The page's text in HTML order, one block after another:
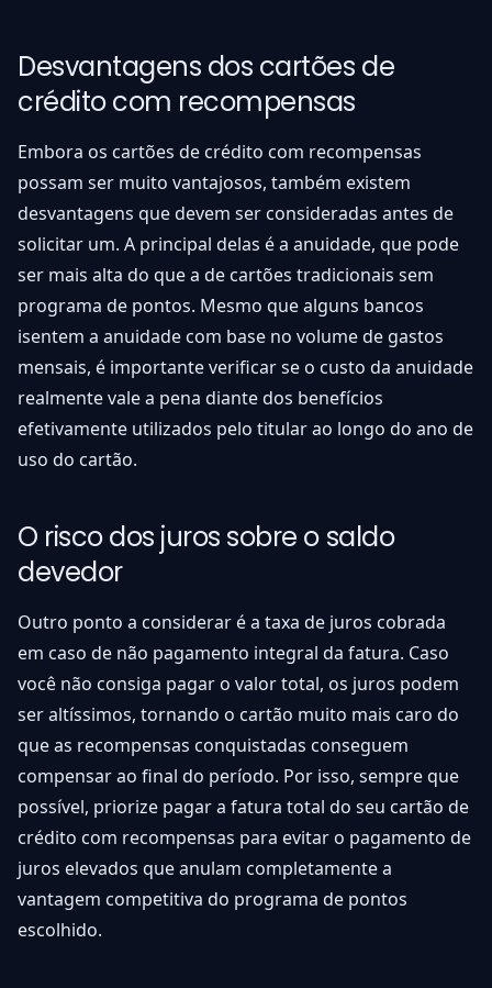
Desvantagens dos cartões de
crédito com recompensas
Embora os cartões de crédito com recompensas
possam ser muito vantajosos, também existem
desvantagens que devem ser consideradas antes de
solicitar um. A principal delas é a anuidade, que pode
ser mais alta do que a de cartões tradicionais sem
programa de pontos. Mesmo que alguns bancos
isentem a anuidade com base no volume de gastos
mensais, é importante verificar se o custo da anuidade
realmente vale a pena diante dos benefícios
efetivamente utilizados pelo titular ao longo do ano de
uso do cartão.
O risco dos juros sobre o saldo
devedor
Outro ponto a considerar é a taxa de juros cobrada
em caso de não pagamento integral da fatura. Caso
você não consiga pagar o valor total, os juros podem
ser altíssimos, tornando o cartão muito mais caro do
que as recompensas conquistadas conseguem
compensar ao final do período. Por isso, sempre que
possível, priorize pagar a fatura total do seu cartão de
crédito com recompensas para evitar o pagamento de
juros elevados que anulam completamente a
vantagem competitiva do programa de pontos
escolhido.